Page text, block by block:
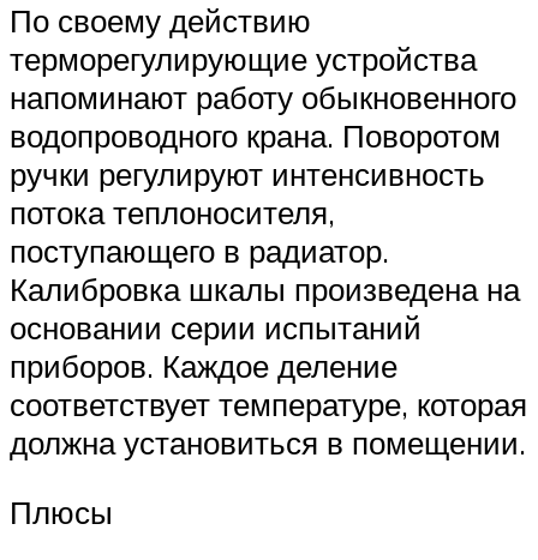
По своему действию
терморегулирующие устройства
напоминают работу обыкновенного
водопроводного крана. Поворотом
ручки регулируют интенсивность
потока теплоносителя,
поступающего в радиатор.
Калибровка шкалы произведена на
основании серии испытаний
приборов. Каждое деление
соответствует температуре, которая
должна установиться в помещении.
Плюсы